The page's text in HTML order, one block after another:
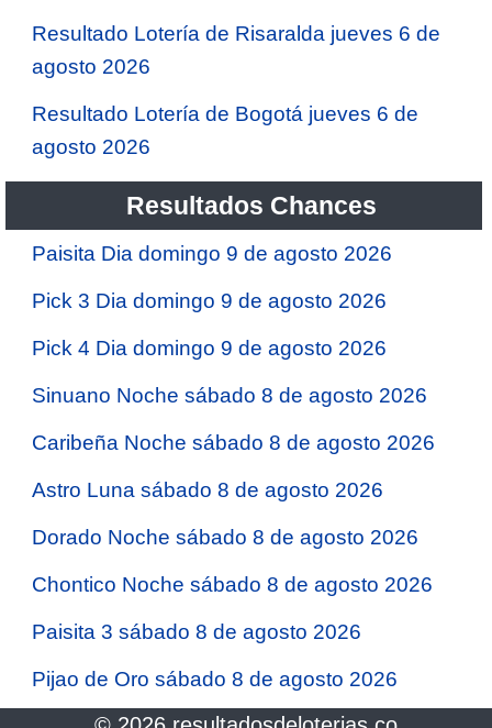
Resultado Lotería de Risaralda jueves 6 de
agosto 2026
Resultado Lotería de Bogotá jueves 6 de
agosto 2026
Resultados Chances
Paisita Dia domingo 9 de agosto 2026
Pick 3 Dia domingo 9 de agosto 2026
Pick 4 Dia domingo 9 de agosto 2026
Sinuano Noche sábado 8 de agosto 2026
Caribeña Noche sábado 8 de agosto 2026
Astro Luna sábado 8 de agosto 2026
Dorado Noche sábado 8 de agosto 2026
Chontico Noche sábado 8 de agosto 2026
Paisita 3 sábado 8 de agosto 2026
Pijao de Oro sábado 8 de agosto 2026